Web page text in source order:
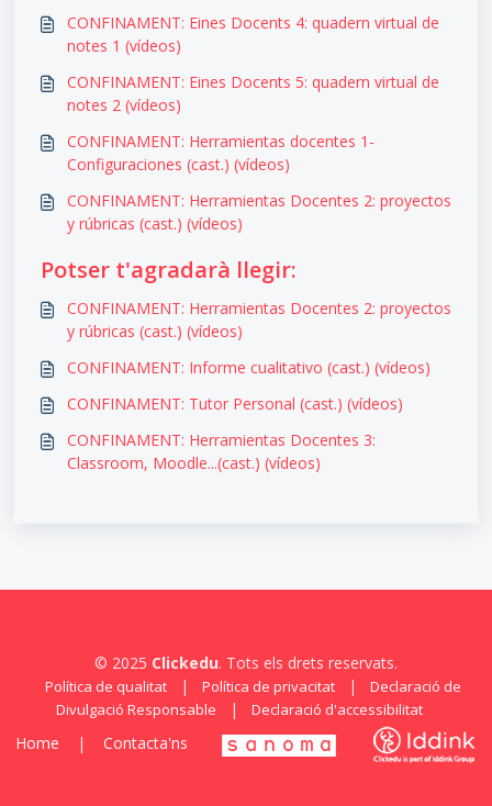
CONFINAMENT: Eines Docents 4: quadern virtual de
notes 1 (vídeos)
CONFINAMENT: Eines Docents 5: quadern virtual de
notes 2 (vídeos)
CONFINAMENT: Herramientas docentes 1-
Configuraciones (cast.) (vídeos)
CONFINAMENT: Herramientas Docentes 2: proyectos
y rúbricas (cast.) (vídeos)
Potser t'agradarà llegir:
CONFINAMENT: Herramientas Docentes 2: proyectos
y rúbricas (cast.) (vídeos)
CONFINAMENT: Informe cualitativo (cast.) (vídeos)
CONFINAMENT: Tutor Personal (cast.) (vídeos)
CONFINAMENT: Herramientas Docentes 3:
Classroom, Moodle...(cast.) (vídeos)
© 2025 Clickedu. Tots els drets reservats.
Política de qualitat | Política de privacitat |
Declaració de
Divulgació Responsable
| Declaració d'accessibilitat
Home | Contacta'ns